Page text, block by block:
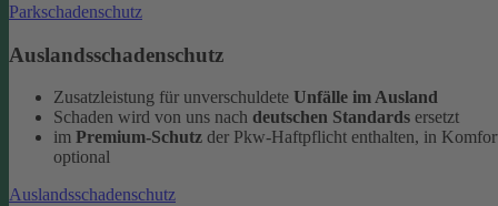
Parkschadenschutz
Auslandsschadenschutz
Zusatzleistung für unverschuldete Unfälle im Ausland
Schaden wird von uns nach deutschen Standards ersetzt
im Premium-Schutz der Pkw-Haftpflicht enthalten, in
optional
Auslandsschadenschutz